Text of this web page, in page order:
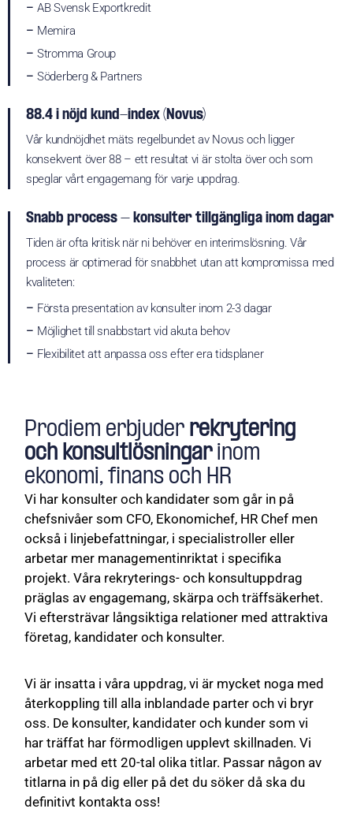
– AB Svensk Exportkredit
– Memira
– Stromma Group
– Söderberg & Partners
88.4 i nöjd kund-index (Novus)
Vår kundnöjdhet mäts regelbundet av Novus och ligger
konsekvent över 88 – ett resultat vi är stolta över och som
speglar vårt engagemang för varje uppdrag.
Snabb process – konsulter tillgängliga inom dagar
Tiden är ofta kritisk när ni behöver en interimslösning. Vår
process är optimerad för snabbhet utan att kompromissa med
kvaliteten:
– Första presentation av konsulter inom 2-3 dagar
– Möjlighet till snabbstart vid akuta behov
– Flexibilitet att anpassa oss efter era tidsplaner
Prodiem erbjuder rekrytering
och konsultlösningarinom
ekonomi, finans och HR
Vi har konsulter och kandidater som går in på
chefsnivåer som CFO, Ekonomichef, HR Chef men
också i linjebefattningar, i specialistroller eller
arbetar mer managementinriktat i specifika
projekt. Våra rekryterings- och konsultuppdrag
präglas av engagemang, skärpa och träffsäkerhet.
Vi eftersträvar långsiktiga relationer med attraktiva
företag, kandidater och konsulter.
Vi är insatta i våra uppdrag, vi är mycket noga med
återkoppling till alla inblandade parter och vi bryr
oss. De konsulter, kandidater och kunder som vi
har träffat har förmodligen upplevt skillnaden. Vi
arbetar med ett 20-tal olika titlar. Passar någon av
titlarna in på dig eller på det du söker då ska du
definitivt kontakta oss!